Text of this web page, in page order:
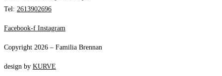
Tel: 2613902696
Facebook-f Instagram
Copyright 2026 – Familia Brennan
design by KURVE